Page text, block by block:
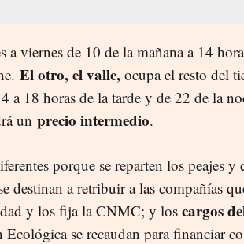
a viernes de 10 de la mañana a 14
El otro, el valle, ocupa el resto del
a 18 horas de la tarde y de 22 de la
un precio intermedio.
porque se reparten los peajes y
destinan a retribuir a las compañías
y los fija la CNMC; y los cargos
se recaudan para financiar